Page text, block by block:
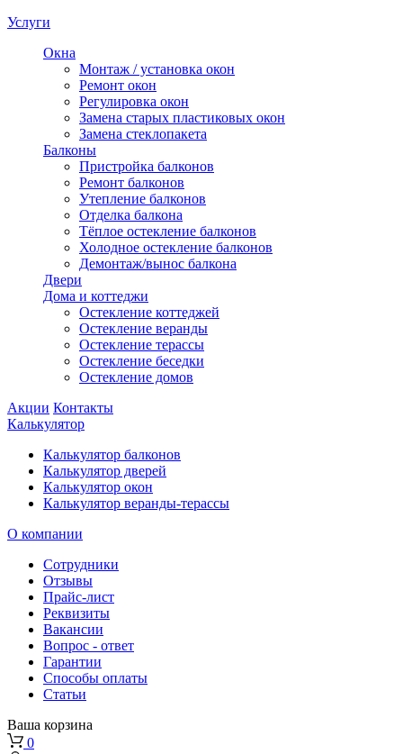
Услуги
Окна
Монтаж / установка окон
Ремонт окон
Регулировка окон
Замена старых пластиковых окон
Замена стеклопакета
Балконы
Пристройка балконов
Ремонт балконов
Утепление балконов
Отделка балкона
Тёплое остекление балконов
Холодное остекление балконов
Демонтаж/вынос балкона
Двери
Дома и коттеджи
Остекление коттеджей
Остекление веранды
Остекление терассы
Остекление беседки
Остекление домов
Акции Контакты
Калькулятор
Калькулятор балконов
Калькулятор дверей
Калькулятор окон
Калькулятор веранды-терассы
О компании
Сотрудники
Отзывы
Прайс-лист
Реквизиты
Вакансии
Вопрос - ответ
Гарантии
Способы оплаты
Статьи
Ваша корзина
0